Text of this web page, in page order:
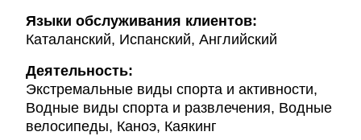
Языки обслуживания клиентов:
Каталанский, Испанский, Английский
Деятельность:
Экстремальные виды спорта и активности,
Водные виды спорта и развлечения, Водные
велосипеды, Каноэ, Каякинг